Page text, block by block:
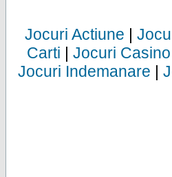
Jocuri Actiune |
Carti | Jocuri Casino
Jocuri Indemanare |